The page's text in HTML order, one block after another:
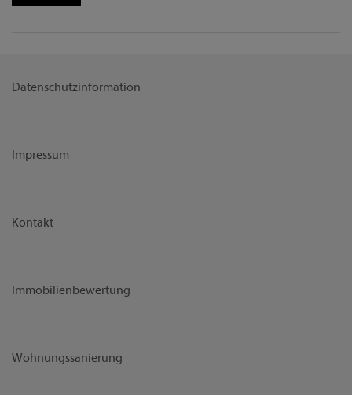
Datenschutzinformation
Impressum
Kontakt
Immobilienbewertung
Wohnungssanierung